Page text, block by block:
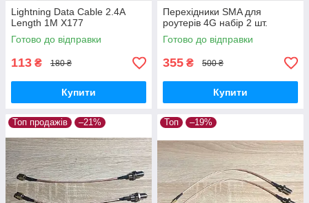
Lightning Data Cable 2.4A
Length 1M X177
Готово до відправки
113 ₴ 180 ₴
Купити
Перехідники SMA для
роутерів 4G набір 2 шт.
Готово до відправки
355 ₴ 500 ₴
Купити
Топ продажів –21% Топ –19%